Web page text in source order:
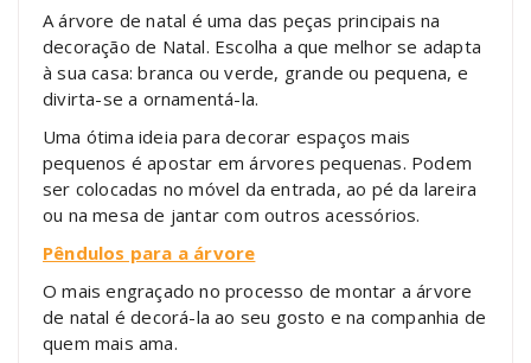
A árvore de natal é uma das peças principais na
decoração de Natal. Escolha a que melhor se adapta
à sua casa: branca ou verde, grande ou pequena, e
divirta-se a ornamentá-la.
Uma ótima ideia para decorar espaços mais
pequenos é apostar em árvores pequenas. Podem
ser colocadas no móvel da entrada, ao pé da lareira
ou na mesa de jantar com outros acessórios.
Pêndulos para a árvore
O mais engraçado no processo de montar a árvore
de natal é decorá-la ao seu gosto e na companhia de
quem mais ama.